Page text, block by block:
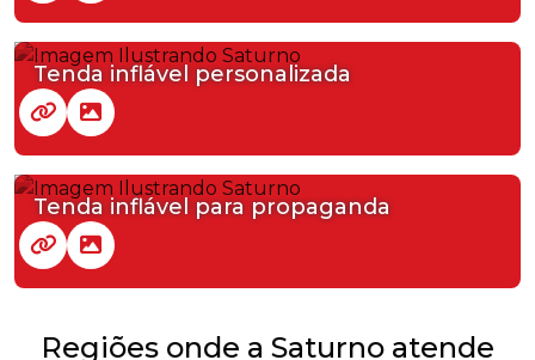
Tenda inflável personalizada
Tenda inflável para propaganda
Regiões onde a Saturno atende